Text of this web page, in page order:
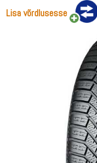
Lisa võrdlusesse